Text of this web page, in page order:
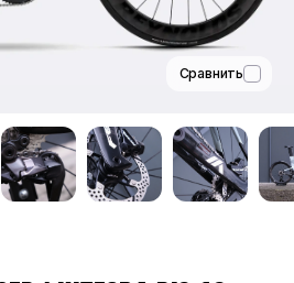
Сравнить